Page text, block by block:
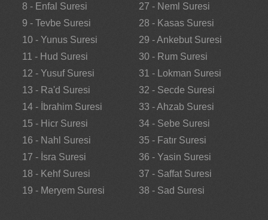
8 - Enfal Suresi
9 - Tevbe Suresi
10 - Yunus Suresi
11 - Hud Suresi
12 - Yusuf Suresi
13 - Ra'd Suresi
14 - İbrahim Suresi
15 - Hicr Suresi
16 - Nahl Suresi
17 - İsra Suresi
18 - Kehf Suresi
19 - Meryem Suresi
27 - Neml Suresi
28 - Kasas Suresi
29 - Ankebut Suresi
30 - Rum Suresi
31 - Lokman Suresi
32 - Secde Suresi
33 - Ahzab Suresi
34 - Sebe Suresi
35 - Fatır Suresi
36 - Yasin Suresi
37 - Saffat Suresi
38 - Sad Suresi